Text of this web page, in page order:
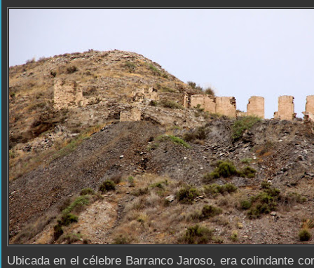
Ubicada en el célebre Barranco Jaroso, era colindante